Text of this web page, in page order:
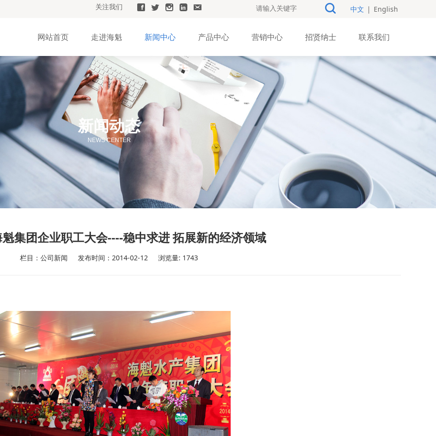
关注我们 中文 | English
网站首页 走进海魁 新闻中心 产品中心 营销中心 招贤纳士 联系我们
新闻动态
NEWS CENTER
集团企业职工大会----稳中求进 拓展新的经济领域
栏目：公司新闻 发布时间：2014-02-12 浏览量: 1743